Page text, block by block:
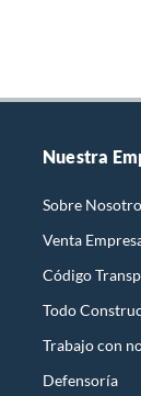
Nuestra
Sobre
Venta
Código
Todo
Trabajo con
Defensoría